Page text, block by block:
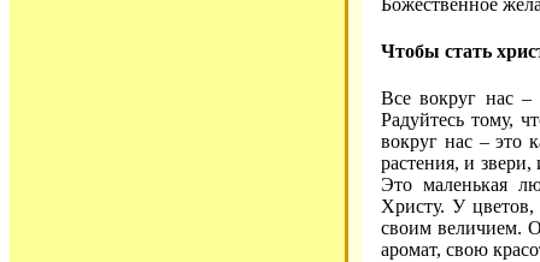
Чтобы стать
Все вокруг нас
Радуйтесь тому,
вокруг нас – это
растения, и
Это маленькая
Христу. У цветов,
своим величием.
аромат, свою